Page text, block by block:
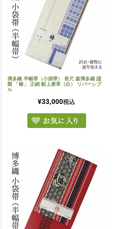
博多織 半幅帯（小袋帯） 長尺 森博多織 謹
製 「椿」 正絹 献上唐草（白） リバーシブ
ル
¥33,000税込